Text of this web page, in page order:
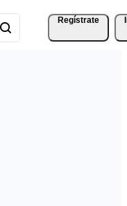
Regístrate